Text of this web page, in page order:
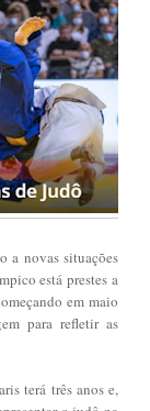
a novas situações
está prestes a
em maio
para refletir as
terá três anos e,